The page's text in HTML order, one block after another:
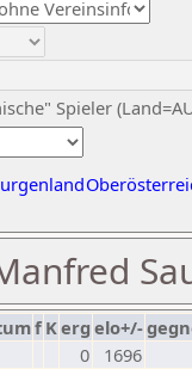
Spieler
f Kerg elo+/-
0
1696